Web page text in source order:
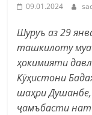
09.01.2024
Шуруъ аз 29
ташкилоту
ҳокимияти
Кӯҳистони
шаҳри Душанбе,
ҷамъбасти